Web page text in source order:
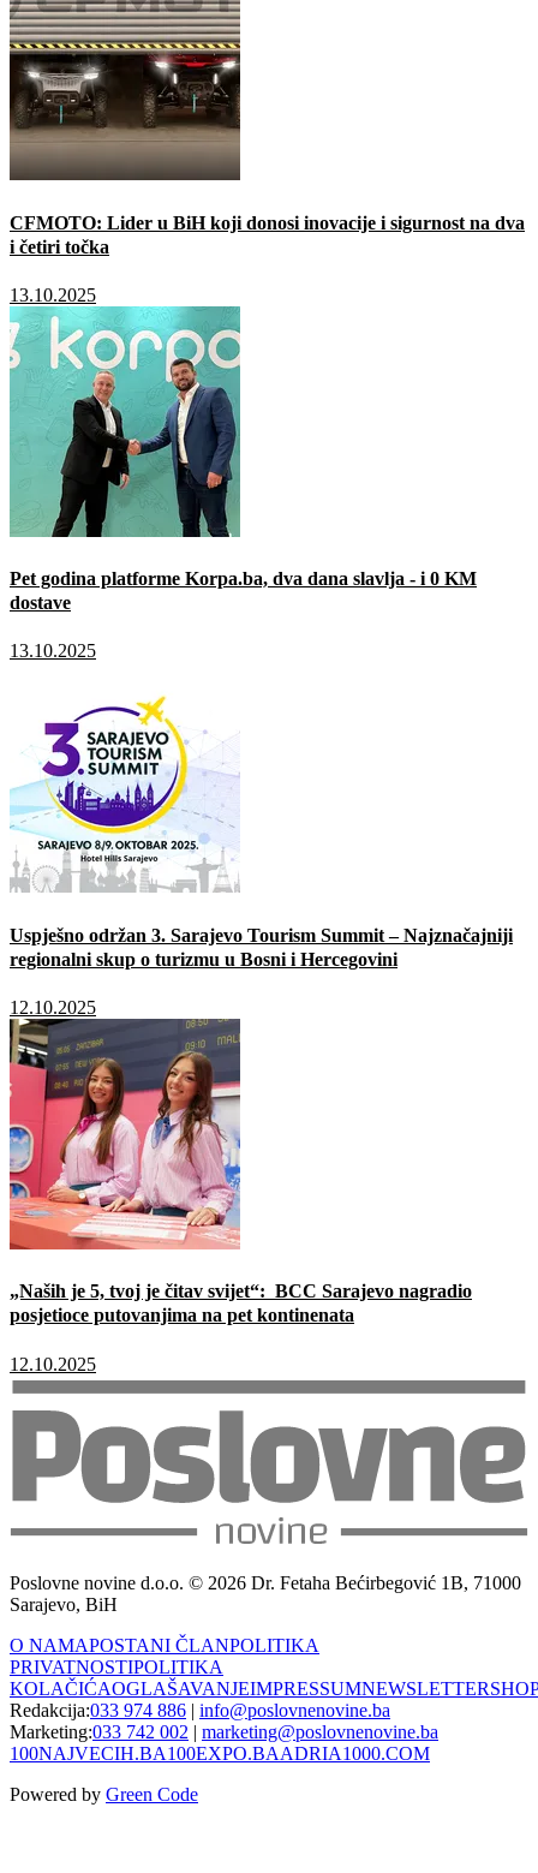
CFMOTO: Lider u BiH koji donosi inovacije i sigurnost na dva
i četiri točka
13.10.2025
Pet godina platforme Korpa.ba, dva dana slavlja - i 0 KM
dostave
13.10.2025
Uspješno održan 3. Sarajevo Tourism Summit – Najznačajniji
regionalni skup o turizmu u Bosni i Hercegovini
12.10.2025
„Naših je 5, tvoj je čitav svijet“: BCC Sarajevo nagradio
posjetioce putovanjima na pet kontinenata
12.10.2025
Poslovne novine d.o.o. © 2026 Dr. Fetaha Bećirbegović 1B, 71000
Sarajevo, BiH
O NAMAPOSTANI ČLANPOLITIKA
PRIVATNOSTIPOLITIKA
KOLAČIĆAOGLAŠAVANJEIMPRESSUMNEWSLETTER
Redakcija:033 974 886 | info@poslovnenovine.ba
Marketing:033 742 002 | marketing@poslovnenovine.ba
100NAJVECIH.BA100EXPO.BAADRIA1000.COM
Powered by Green Code